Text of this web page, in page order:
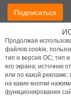
Подписаться
Продолжая
файлов cookie,
тип и версия ОС; тип
его экрана; источник
или по какой
на какие кнопки
функционирования